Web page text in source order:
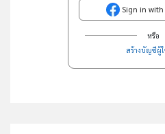
Sign in
หรือ
สร้างบัญชีผู้